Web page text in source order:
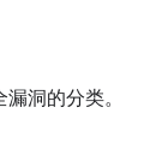
洞的分类。